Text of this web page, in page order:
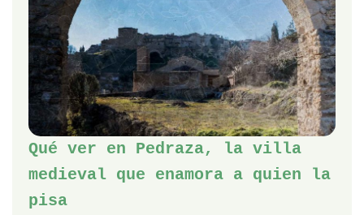
Qué ver en Pedraza, la villa
medieval que enamora a quien la
pisa